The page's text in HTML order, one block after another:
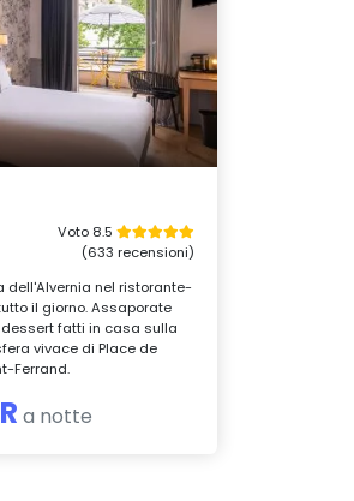
Voto 8.5
(633 recensioni)
nel ristorante-
il giorno. Assaporate
fatti in casa sulla
vivace di Place de
Ferrand.
a notte